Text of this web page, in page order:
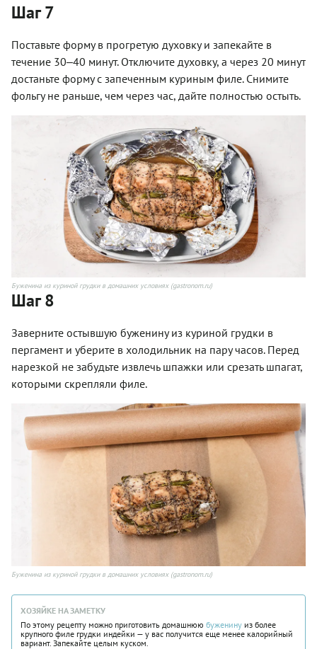
Шаг 7
Поставьте форму в прогретую духовку и запекайте в
течение 30‒40 минут. Отключите духовку, а через 20 минут
достаньте форму с запеченным куриным филе. Снимите
фольгу не раньше, чем через час, дайте полностью остыть.
Буженина из куриной грудки в домашних условиях (gastronom.ru)
Шаг 8
Заверните остывшую буженину из куриной грудки в
пергамент и уберите в холодильник на пару часов. Перед
нарезкой не забудьте извлечь шпажки или срезать шпагат,
которыми скрепляли филе.
Буженина из куриной грудки в домашних условиях (gastronom.ru)
ХОЗЯЙКЕ НА ЗАМЕТКУ
По этому рецепту можно приготовить домашнюю буженину из более
крупного филе грудки индейки — у вас получится еще менее калорийный
вариант. Запекайте целым куском.